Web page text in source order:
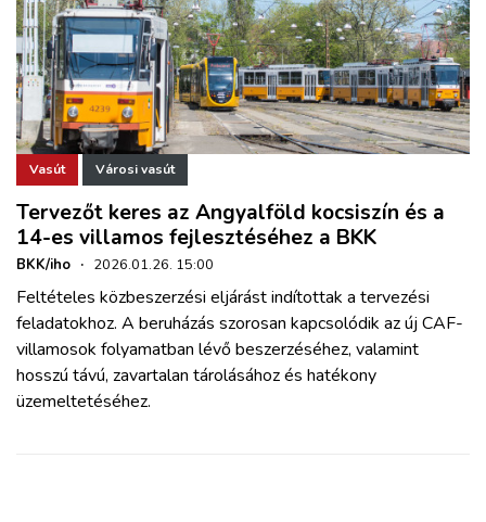
Vasút Városi vasút
Tervezőt keres az Angyalföld kocsiszín és a
14-es villamos fejlesztéséhez a BKK
BKK/iho · 2026.01.26. 15:00
Feltételes közbeszerzési eljárást indítottak a tervezési
feladatokhoz. A beruházás szorosan kapcsolódik az új CAF-
villamosok folyamatban lévő beszerzéséhez, valamint
hosszú távú, zavartalan tárolásához és hatékony
üzemeltetéséhez.